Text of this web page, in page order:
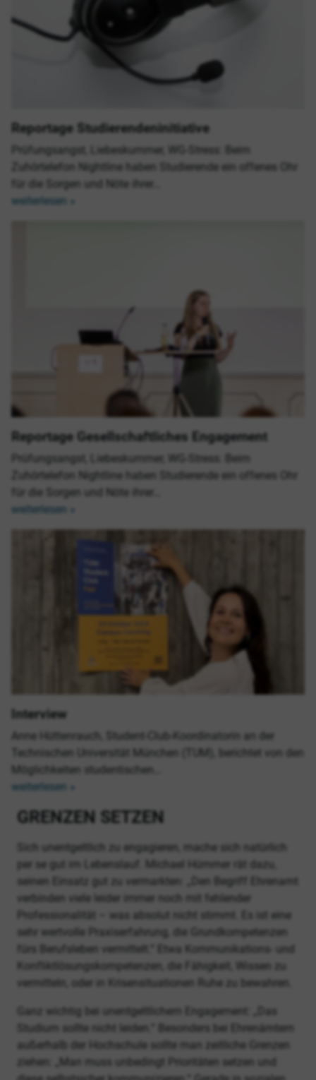
Reportage Studierendeninitiative
Prüfungsangst, Liebeskummer, WG-Stress: Beim
Zuhörtelefon Nightline haben Studierende ein offenes Ohr
für die Sorgen und Nöte ihrer…
weiterlesen »
Reportage Gesellschaftliches Engagement
Prüfungsangst, Liebeskummer, WG-Stress: Beim
Zuhörtelefon Nightline haben Studierende ein offenes Ohr
für die Sorgen und Nöte ihrer…
weiterlesen »
Interview
Anne Hüttenrauch, Student-Club-Koordinatorin an der
Technischen Universität München (TUM), berichtet von den
Möglichkeiten studentischen…
weiterlesen »
GRENZEN SETZEN
Sich unentgeltlich zu engagieren, mache sich natürlich
per se gut im Lebenslauf. Michael Hümmer rät dazu,
seinen Einsatz gut zu vermarkten: „Den Begriff Ehrenamt
verbinden viele leider immer noch mit fehlender
Professionalität – was absolut nicht stimmt. Es ist eine
sehr wertvolle Praxiserfahrung, die Grundkompetenzen
fürs Berufsleben vermittelt.“ Etwa Kommunikations- und
Konfliktlösungskompetenzen, die Fähigkeit, Wissen zu
vermitteln, oder in Krisensituationen Ruhe zu bewahren.
Ganz wichtig bei unentgeltlichem Engagement: „Das
Studium sollte nicht leiden.“ Besonders bei Ehrenämtern
außerhalb der Hochschule sollte man zeitliche Grenzen
ziehen: „Man muss unbedingt Prioritäten setzen und